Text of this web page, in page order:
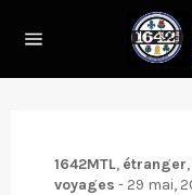
1642MTL, étranger,
voyages - 29 mai,